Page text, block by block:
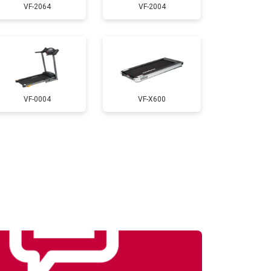
1000 ₽ Заказать
VF-2064 VF-2004
VF-0004 VF-X600